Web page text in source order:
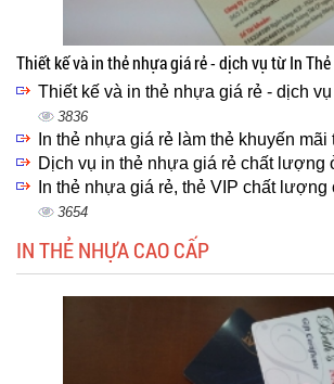
Thiết kế và in thẻ nhựa giá rẻ - dịch vụ từ In
Thiết kế và in thẻ nhựa giá rẻ - dịch
3836
In thẻ nhựa giá rẻ làm thẻ khuyến mãi
Dịch vụ in thẻ nhựa giá rẻ chất lượng
In thẻ nhựa giá rẻ, thẻ VIP chất lượng
3654
IN THẺ NHỰA CAO CẤP